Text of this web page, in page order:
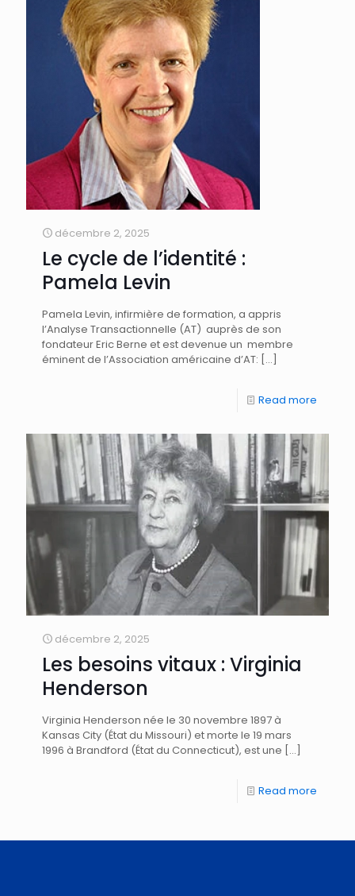
décembre 2, 2025
Le cycle de l’identité :
Pamela Levin
Pamela Levin, infirmière de formation, a appris
l’Analyse Transactionnelle (AT) auprès de son
fondateur Eric Berne et est devenue un membre
éminent de l’Association américaine d’AT: […]
Read more
décembre 2, 2025
Les besoins vitaux : Virginia
Henderson
Virginia Henderson née le 30 novembre 1897 à
Kansas City (État du Missouri) et morte le 19 mars
1996 à Brandford (État du Connecticut), est une […]
Read more